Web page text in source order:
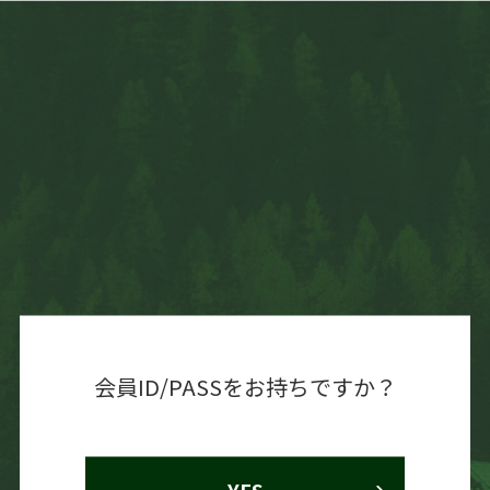
会員ID/PASSをお持ちですか？